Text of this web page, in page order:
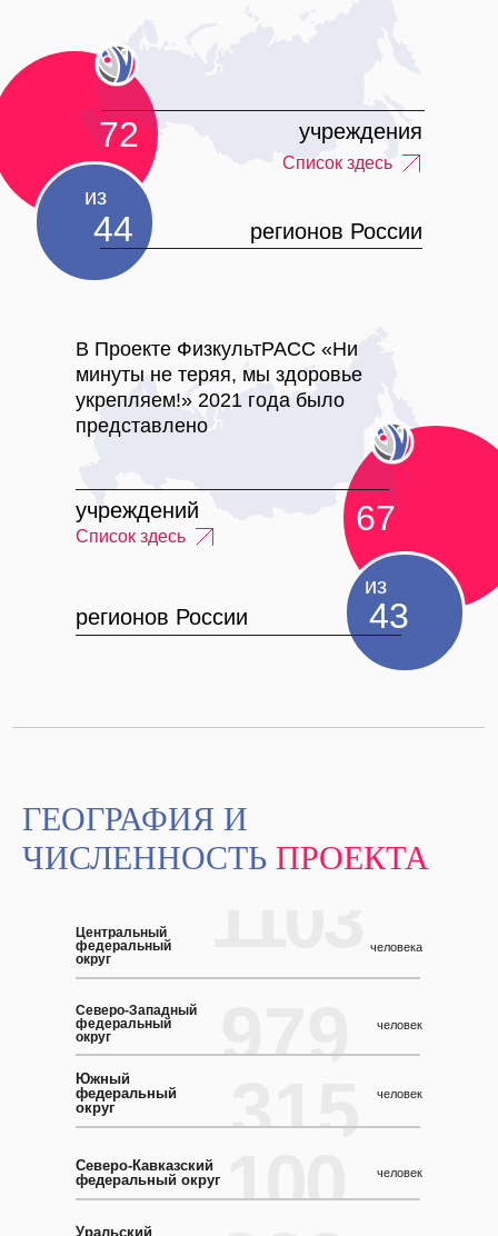
учреждения
72
44 регионов России
из
Список здесь
учреждений 67
43
В Проекте ФизкультРАСС «Ни
минуты не теряя, мы здоровье
укрепляем!» 2021 года было
представлено
регионов России
из
Список здесь
ГЕОГРАФИЯ И
ЧИСЛЕННОСТЬ ПРОЕКТА
человека
Центральный
федеральный
округ
Северо-Западный
федеральный
округ
979 человек
Южный
федеральный
округ
315 человек
Северо-Кавказский
федеральный округ 100 человек
Уральский